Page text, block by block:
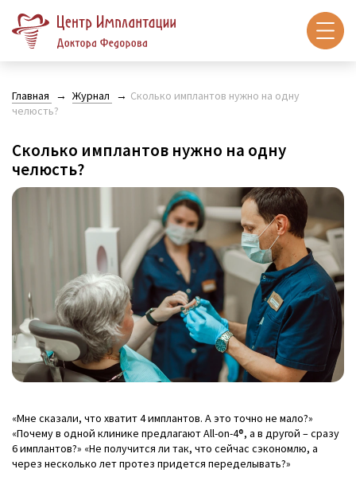
Главная Журнал
Сколько имплантов нужно на одну
челюсть?
Сколько имплантов нужно на одну
челюсть?
«Мне сказали, что хватит 4 имплантов. А это точно не мало?»
«Почему в одной клинике предлагают All-on-4®, а в другой – сразу
6 имплантов?» «Не получится ли так, что сейчас сэкономлю, а
через несколько лет протез придется переделывать?»